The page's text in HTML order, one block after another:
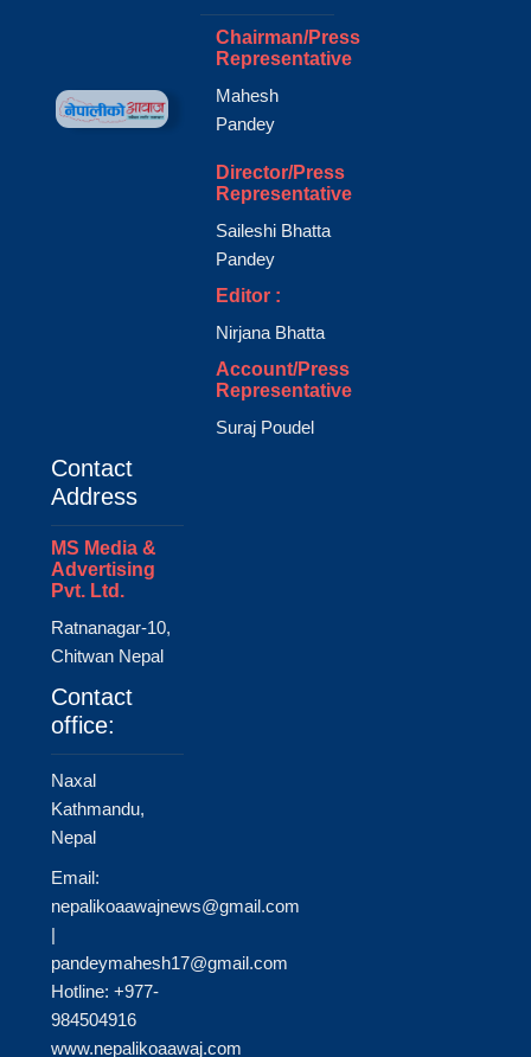
Chairman/Press
Representative
Mahesh
Pandey
Director/Press
Representative
Saileshi Bhatta
Pandey
Editor :
Nirjana Bhatta
Account/Press
Representative
Suraj Poudel
Contact
Address
MS Media &
Advertising
Pvt. Ltd.
Ratnanagar-10,
Chitwan Nepal
Contact
office:
Naxal
Kathmandu,
Nepal
Email:
nepalikoaawajnews@gmail.com
|
pandeymahesh17@gmail.com
Hotline: +977-
984504916
www.nepalikoaawaj.com